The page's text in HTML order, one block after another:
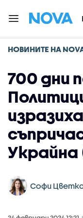
НОВИНИТЕ НА
700 дни
изразиха
Украйна
Софи